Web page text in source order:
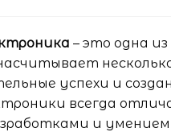
– это одна
успехи и
всегда
и